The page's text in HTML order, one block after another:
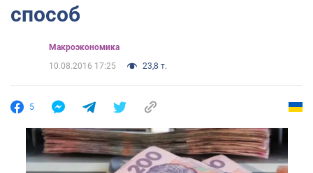
способ
Mакроэкономика
10.08.2016 17:25
23,8 т.
5